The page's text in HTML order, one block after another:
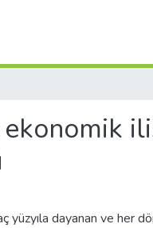
yüzyıla dayanan ve her